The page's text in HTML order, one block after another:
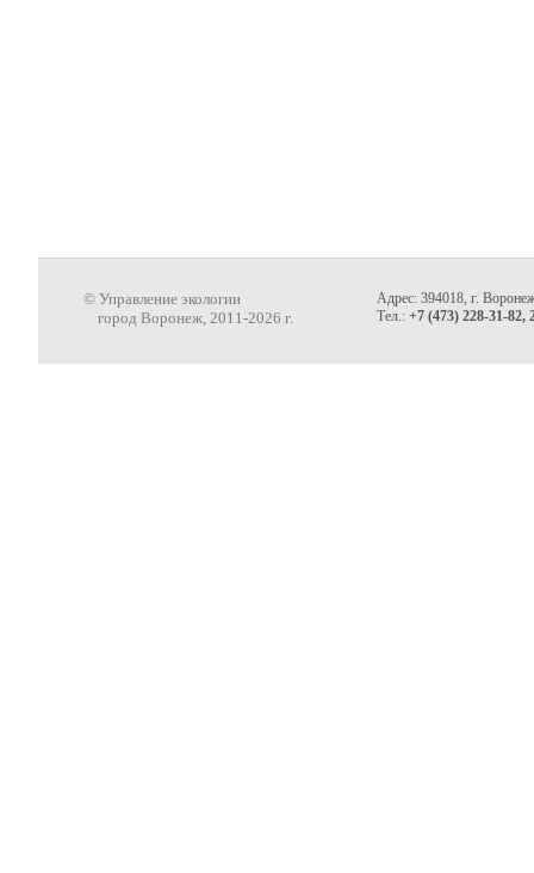
© Управление экологии
город Воронеж, 2011-2026 г.
Адрес: 394018, г.
Тел.: +7 (473) 228-31-82,